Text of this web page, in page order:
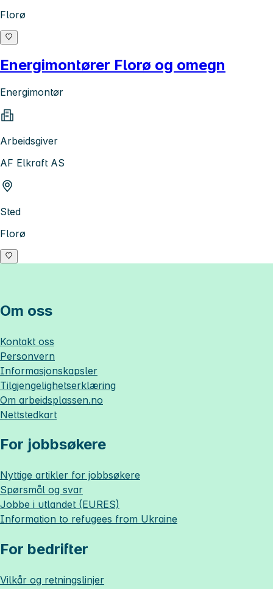
Florø
Energimontører Florø og omegn
Energimontør
Arbeidsgiver
AF Elkraft AS
Sted
Florø
Om oss
Kontakt oss
Personvern
Informasjonskapsler
Tilgjengelighetserklæring
Om arbeidsplassen.no
Nettstedkart
For jobbsøkere
Nyttige artikler for jobbsøkere
Spørsmål og svar
Jobbe i utlandet (EURES)
Information to refugees from Ukraine
For bedrifter
Vilkår og retningslinjer